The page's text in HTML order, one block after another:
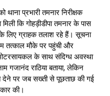
प्रभारी तमनार निरीक्षक
कि गोहड़ीडीपा तमनार के पास
लिए ग्राहक तलाश रहे हैं। सूचना
तत्काल मौके पर पहुंची और
के साथ संदिग्ध अवस्था
गजानंद राठिया बताया, लेकिन
पर जब सख्ती से पूछताछ की गई
की।